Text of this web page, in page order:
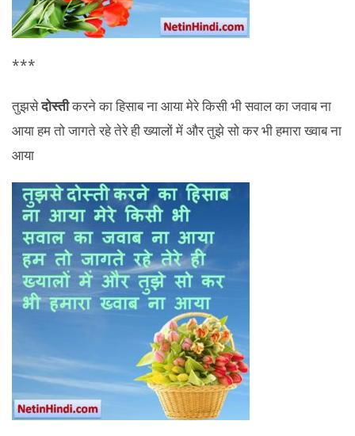
***
तुझसेदोस्तीकरने का हिसाब ना आया मेरे किसी भी सवाल का जवाब ना
आया हम तो जागते रहे तेरे ही ख्यालों में और तुझे सो कर भी हमारा ख्वाब ना
आया